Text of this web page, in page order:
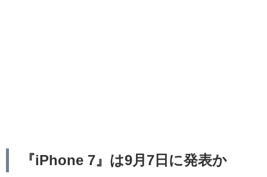
『iPhone 7』は9月7日に発表か